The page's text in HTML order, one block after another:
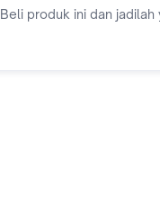
Beli produk ini dan